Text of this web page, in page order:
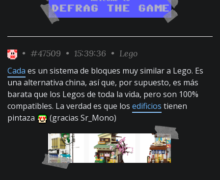
• #47509 • 15:39:36 • Lego
Cada es un sistema de bloques muy similar a Lego. Es
una alternativa china, así que, por supuesto, es más
barata que los Legos de toda la vida, pero son 100%
compatibles. La verdad es que los edificios tienen
pintaza
(gracias Sr_Mono)